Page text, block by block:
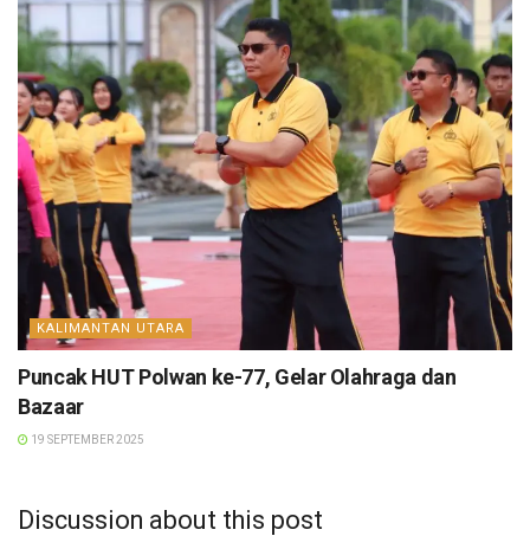
KALIMANTAN UTARA
Puncak HUT Polwan ke-77, Gelar Olahraga dan
Bazaar
19 SEPTEMBER 2025
Discussion about this post